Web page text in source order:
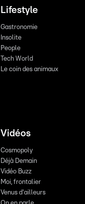
Lifestyle
Gastronomie
Insolite
People
Tech World
Le coin des animaux
Vidéos
Cosmopoly
Déjà Demain
Vidéo Buzz
Moi, frontalier
Venus d'ailleurs